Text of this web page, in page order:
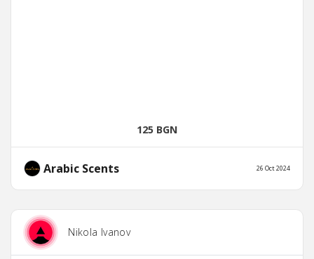
125 BGN
Arabic Scents 26 Oct 2024
Nikola Ivanov